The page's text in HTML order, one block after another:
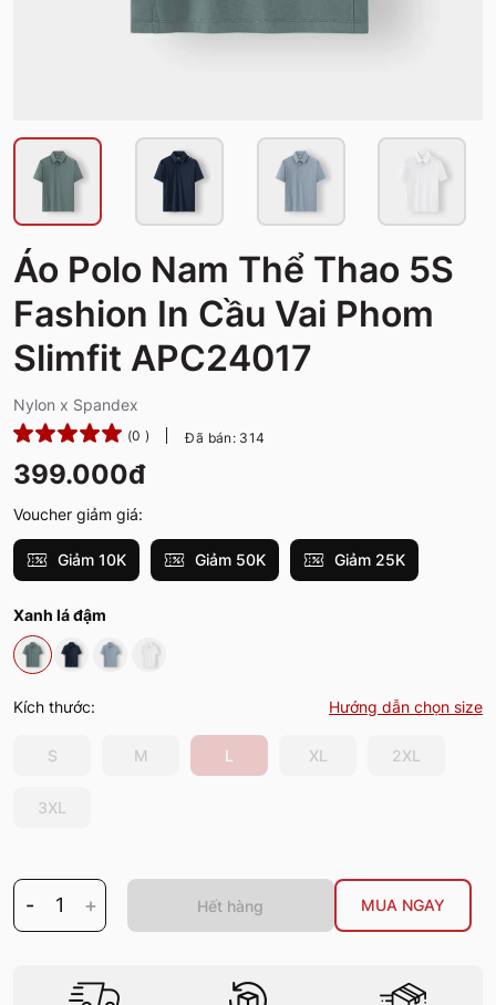
Áo Polo Nam Thể Thao 5S
Fashion In Cầu Vai Phom
Slimfit APC24017
Nylon x Spandex
(0 ) Đã bán: 314
399.000đ
Voucher giảm giá:
Giảm 10K Giảm 50K Giảm 25K
Xanh lá đậm
Kích thước: Hướng dẫn chọn size
S M L XL 2XL
3XL
- 1 + Hết hàng MUA NGAY